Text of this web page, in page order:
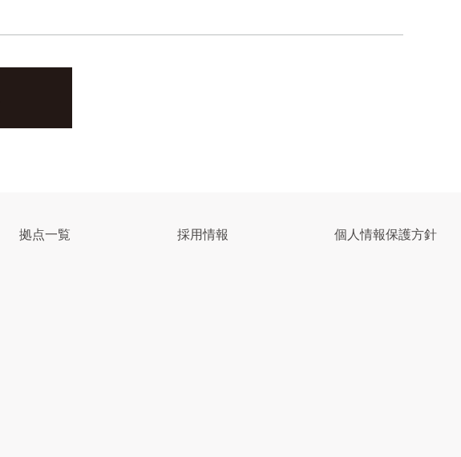
拠点一覧 採用情報 個人情報保護方針